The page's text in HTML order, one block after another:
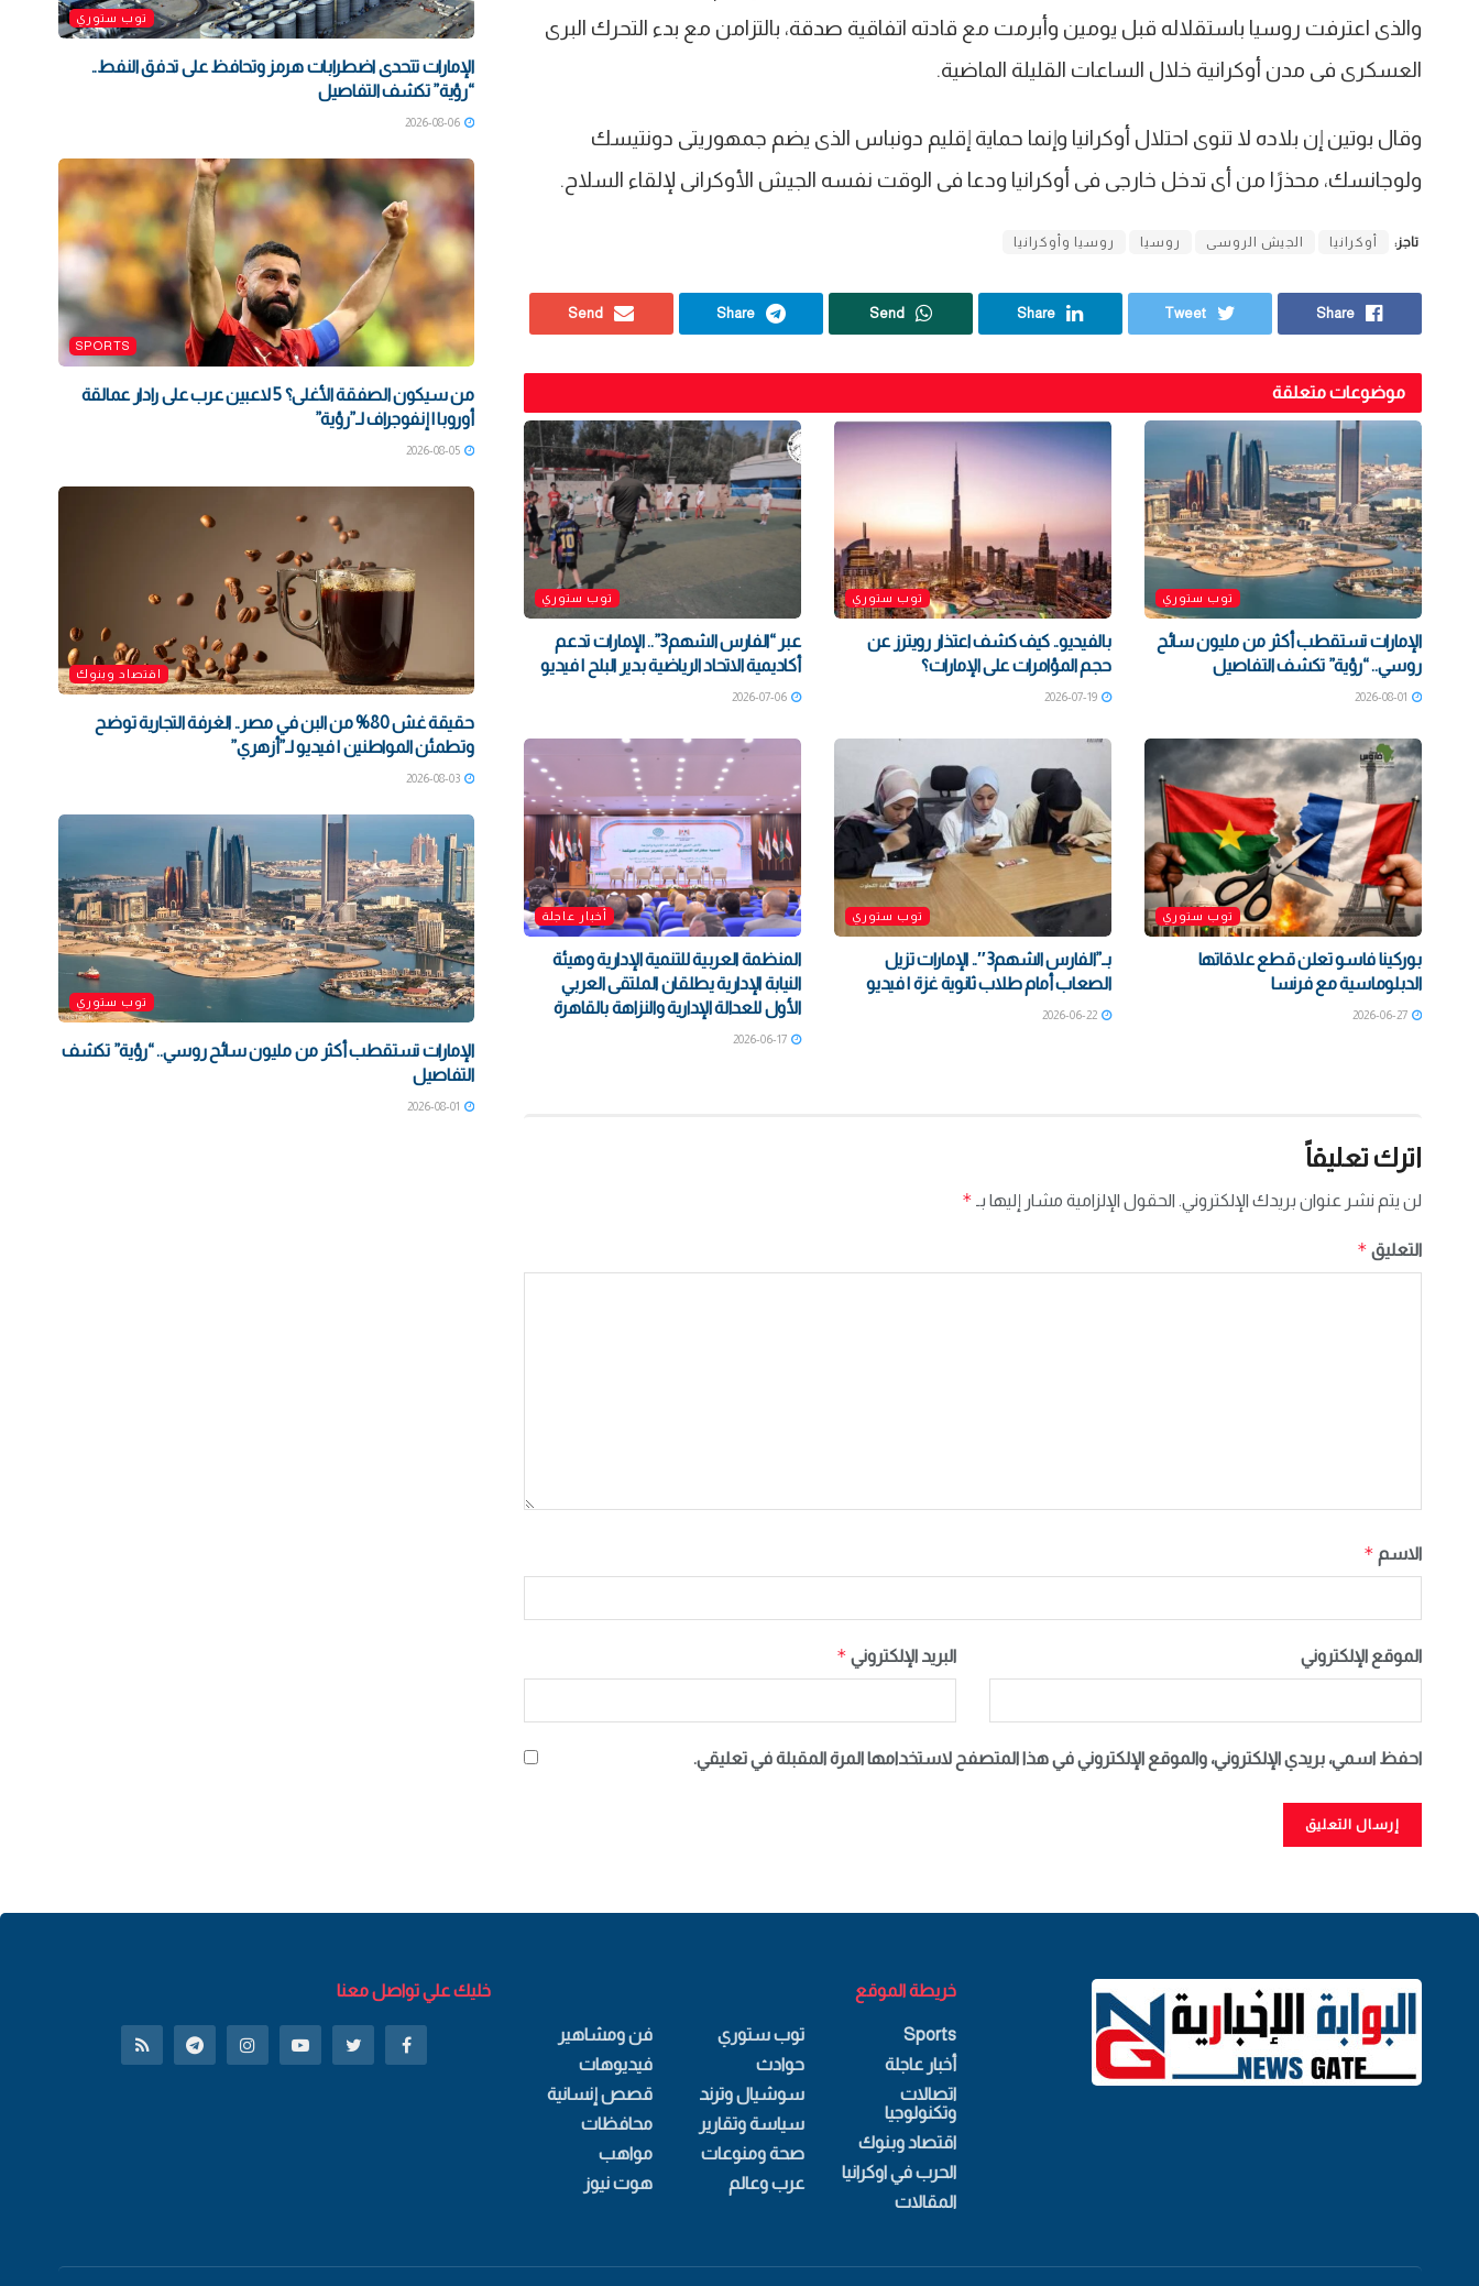
والذى اعترفت روسيا باستقلاله قبل يومين وأبرمت مع قادته اتفاقية صدقة، بالتزامن مع بدء التحرك البرى
العسكرى فى مدن أوكرانية خلال الساعات القليلة الماضية.
وقال بوتين إن بلاده لا تنوى احتلال أوكرانيا وإنما حماية إقليم دونباس الذى يضم جمهوريتى دونتيسك
ولوجانسك، محذرًا من أى تدخل خارجى فى أوكرانيا ودعا فى الوقت نفسه الجيش الأوكرانى لإلقاء السلاح.
تاجز: أوكرانيا الجيش الروسى روسيا روسيا وأوكرانيا
Share
Tweet
Share
Send
Share
Send
موضوعات متعلقة
توب ستوري
الإمارات تستقطب أكثر من مليون سائح
روسي.. “رؤية” تكشف التفاصيل
توب ستوري
بالفيديو.. كيف كشف اعتذار رويترز عن
حجم المؤامرات على الإمارات؟
2026-07-19
توب ستوري
‏عبر “الفارس الشهم3”.. الإمارات تدعم
أكاديمية الاتحاد الرياضية بدير البلح | فيديو
2026-07-06
توب ستوري
بوركينا فاسو تعلن قطع علاقاتها
الدبلوماسية مع فرنسا
2026-06-27
توب ستوري
بـ”الفارس الشهم3″.. الإمارات تزيل
الصعاب أمام طلاب ثانوية غزة | فيديو
2026-06-22
أخبار عاجلة
المنظمة العربية للتنمية الإدارية وهيئة
النيابة الإدارية يطلقان الملتقى العربي
الأول للعدالة الإدارية والنزاهة بالقاهرة
2026-06-17
اترك تعليقاً
لن يتم نشر عنوان بريدك الإلكتروني. الحقول الإلزامية مشار إليها بـ *
التعليق *
الاسم *
البريد الإلكتروني * الموقع الإلكتروني
احفظ اسمي، بريدي الإلكتروني، والموقع الإلكتروني في هذا المتصفح لاستخدامها المرة المقبلة في تعليقي.
توب ستوري
الإمارات تتحدى اضطرابات هرمز وتحافظ على تدفق النفط..
“رؤية” تكشف التفاصيل
2026-08-06
SPORTS
من سيكون الصفقة الأغلى؟ 5 لاعبين عرب على رادار عمالقة
أوروبا | إنفوجراف لـ”رؤية”
2026-08-05
اقتصاد وبنوك
حقيقة غش 80% من البن في مصر.. الغرفة التجارية توضح
وتطمئن المواطنين | فيديو لـ”أزهري”
2026-08-03
توب ستوري
الإمارات تستقطب أكثر من مليون سائح روسي.. “رؤية” تكشف
التفاصيل
خريطة الموقع
Sports
أخبار عاجلة
اتصالات
وتكنولوجيا
اقتصاد وبنوك
الحرب في اوكرانيا
المقالات
توب ستوري
حوادث
سوشيال وترند
سياسة وتقارير
صحة ومنوعات
عرب وعالم
فن ومشاهير
فيديوهات
قصص إنسانية
محافظات
مواهب
هوت نيوز
خليك علي تواصل معنا